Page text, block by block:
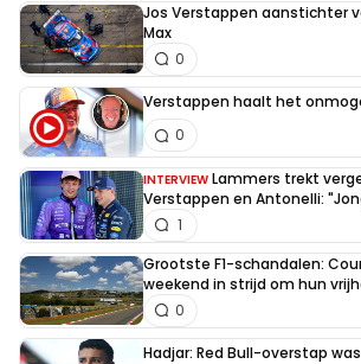
Jos Verstappen aanstichter
Max
0
Verstappen haalt het
0
INTERVIEW Lammers trekt
Verstappen en Antonelli:
1
Grootste F1-schandalen:
weekend in strijd om hun
0
Hadjar: Red Bull-overstap